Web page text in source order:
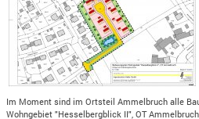
Im Moment sind im Ortsteil Ammelbruch alle
Wohngebiet "Hesselbergblick II", OT